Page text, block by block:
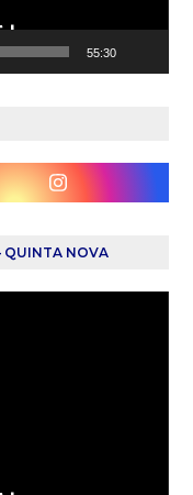
55:30
Instagram
QUINTA NOVA